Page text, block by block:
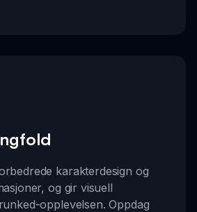
karakterdesign og
og gir visuell
opplevelsen. Oppdag